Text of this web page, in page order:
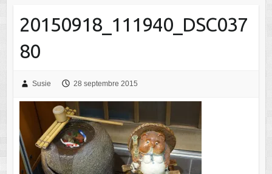
20150918_111940_DSC037
80
Susie 28 septembre 2015